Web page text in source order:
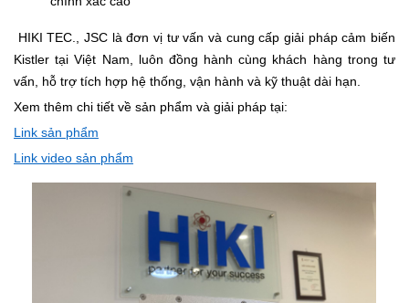
HIKI TEC., JSC là đơn vị tư vấn và cung cấp giải pháp cảm biến
Kistler tại Việt Nam, luôn đồng hành cùng khách hàng trong tư
vấn, hỗ trợ tích hợp hệ thống, vận hành và kỹ thuật dài hạn.
Xem thêm chi tiết về sản phẩm và giải pháp tại:
Link sản phẩm
Link video sản phẩm